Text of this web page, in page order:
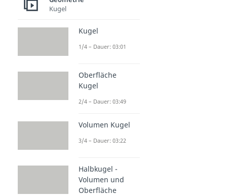
Kugel
Kugel
1/4 – Dauer: 03:01
Oberfläche
Kugel
2/4 – Dauer: 03:49
Volumen Kugel
3/4 – Dauer: 03:22
Halbkugel -
Volumen und
Oberfläche